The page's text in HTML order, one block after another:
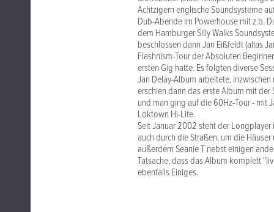
Achtzigern englische Soundsysteme
Dub-Abende im Powerhouse mit z.b.
dem Hamburger Silly Walks
beschlossen dann Jan Eißfeldt (alias
Flashnism-Tour der Absoluten
ersten Gig hatte. Es folgten diverse
Jan Delay-Album arbeitete,
erschien dann das erste Album mit der
und man ging auf die 60Hz-Tour - mit
Loktown Hi-Life.
Seit Januar 2002 steht der
auch durch die Straßen, um die
außerdem Seanie T nebst einigen
Tatsache, dass das Album komplett
ebenfalls Einiges.